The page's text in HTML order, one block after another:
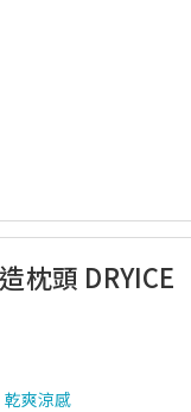
枕頭 DRYICE
爽涼感